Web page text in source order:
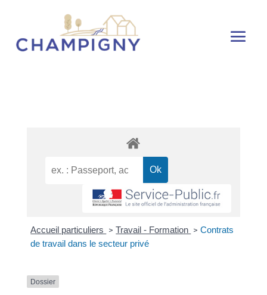
Accueil particuliers > Travail - Formation > Contrats
de travail dans le secteur privé
Dossier